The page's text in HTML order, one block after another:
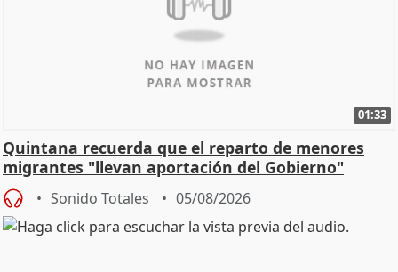
01:33
Quintana recuerda que el reparto de menores
migrantes "llevan aportación del Gobierno"
central
Sonido Totales 05/08/2026